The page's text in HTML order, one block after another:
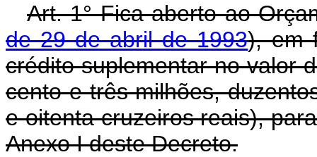
Art. 1° Fica aberto ao
de 29 de abril de 1993), em
crédito suplementar no valor
cento e três milhões,
e oitenta cruzeiros reais),
Anexo I deste Decreto.